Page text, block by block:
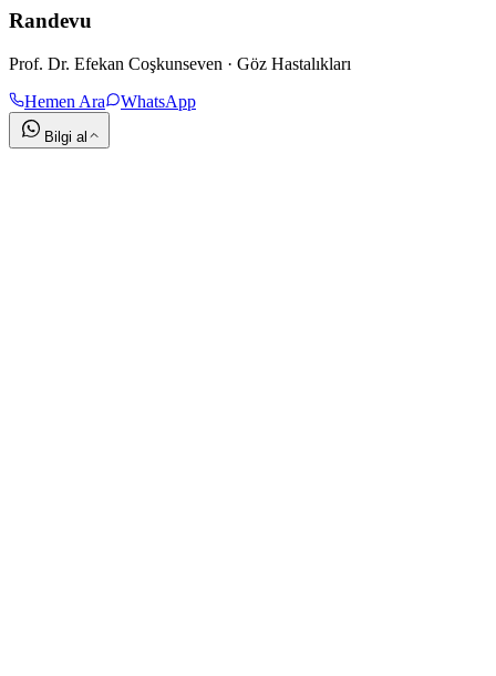
Randevu
Prof. Dr. Efekan Coşkunseven · Göz Hastalıkları
Hemen Ara
WhatsApp
Bilgi al